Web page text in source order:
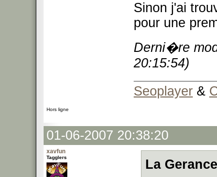
Sinon j'ai
pour une
Derni�re
20:15:54)
Seoplayer &
Hors ligne
01-06-2007 20:38:20
xavfun
Tagglers
La